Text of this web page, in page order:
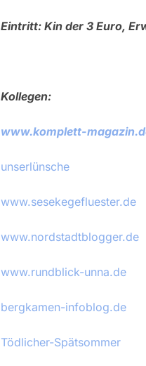
Eintritt: Kin der 3 Euro,
Kollegen:
www.komplett-
unserlünsche
www.sesekegefluester.de
www.nordstadtblogger.de
www.rundblick-unna.de
bergkamen-infoblog.de
Tödlicher-Spätsommer